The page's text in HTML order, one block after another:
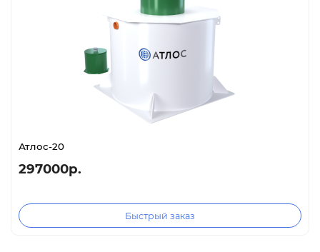
Атлос-20
297000р.
Быстрый заказ